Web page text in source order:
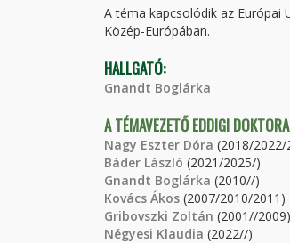
A téma kapcsolódik az Európai
Közép-Európában.
HALLGATÓ:
Gnandt Boglárka
A TÉMAVEZETŐ EDDIGI
Nagy Eszter Dóra (2018/2022/
Báder László (2021/2025/)
Gnandt Boglárka (2010//)
Kovács Ákos (2007/2010/2011)
Gribovszki Zoltán (2001//2009)
Négyesi Klaudia (2022//)